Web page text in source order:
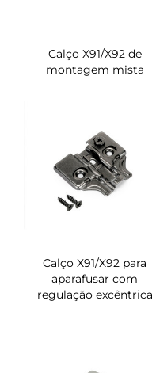
Calço X91/X92 de
montagem mista
Calço X91/X92 para
aparafusar com
regulação excêntrica